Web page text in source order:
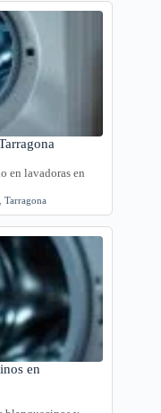
en lavadoras en
Tarragona
en